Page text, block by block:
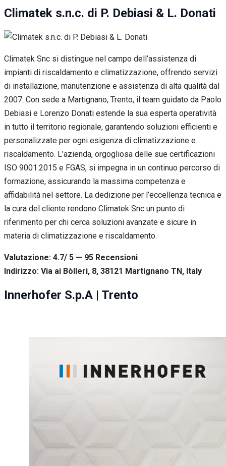
Climatek s.n.c. di P. Debiasi & L. Donati
Climatek Snc si distingue nel campo dell’assistenza di
impianti di riscaldamento e climatizzazione, offrendo servizi
di installazione, manutenzione e assistenza di alta qualità dal
2007. Con sede a Martignano, Trento, il team guidato da Paolo
Debiasi e Lorenzo Donati estende la sua esperta operatività
in tutto il territorio regionale, garantendo soluzioni efficienti e
personalizzate per ogni esigenza di climatizzazione e
riscaldamento. L’azienda, orgogliosa delle sue certificazioni
ISO 9001:2015 e FGAS, si impegna in un continuo percorso di
formazione, assicurando la massima competenza e
affidabilità nel settore. La dedizione per l’eccellenza tecnica e
la cura del cliente rendono Climatek Snc un punto di
riferimento per chi cerca soluzioni avanzate e sicure in
materia di climatizzazione e riscaldamento.
Valutazione: 4.7/ 5 — 95 Recensioni
Indirizzo: Via ai Bòlleri, 8, 38121 Martignano TN, Italy
Innerhofer S.p.A | Trento